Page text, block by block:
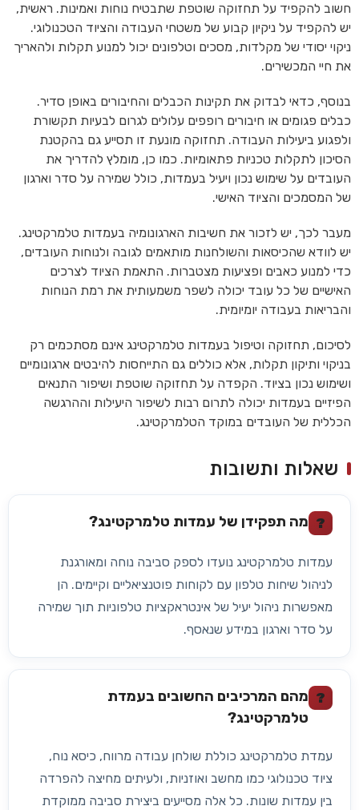
חשוב להקפיד על תחזוקה שוטפת שתבטיח נוחות ואמינות. ראשית,
יש להקפיד על ניקיון קבוע של משטחי העבודה והציוד הטכנולוגי.
ניקוי יסודי של מקלדות, מסכים וטלפונים יכול למנוע תקלות ולהאריך
את חיי המכשירים.
בנוסף, כדאי לבדוק את תקינות הכבלים והחיבורים באופן סדיר.
כבלים פגומים או חיבורים רופפים עלולים לגרום לבעיות תקשורת
ולפגוע ביעילות העבודה. תחזוקה מונעת זו תסייע גם בהקטנת
הסיכון לתקלות טכניות פתאומיות. כמו כן, מומלץ להדריך את
העובדים על שימוש נכון ויעיל בעמדות, כולל שמירה על סדר וארגון
של המסמכים והציוד האישי.
מעבר לכך, יש לזכור את חשיבות הארגונומיה בעמדות טלמרקטינג.
יש לוודא שהכיסאות והשולחנות מותאמים לגובה ולנוחות העובדים,
כדי למנוע כאבים ופציעות מצטברות. התאמת הציוד לצרכים
האישיים של כל עובד יכולה לשפר משמעותית את רמת הנוחות
והבריאות בעבודה יומיומית.
לסיכום, תחזוקה וטיפול בעמדות טלמרקטינג אינם מסתכמים רק
בניקוי ותיקון תקלות, אלא כוללים גם התייחסות להיבטים ארגונומיים
ושימוש נכון בציוד. הקפדה על תחזוקה שוטפת ושיפור התנאים
הפיזיים בעמדות יכולה לתרום רבות לשיפור היעילות וההרגשה
הכללית של העובדים במוקד הטלמרקטינג.
שאלות ותשובות
? מה תפקידן של עמדות טלמרקטינג?
עמדות טלמרקטינג נועדו לספק סביבה נוחה ומאורגנת
לניהול שיחות טלפון עם לקוחות פוטנציאליים וקיימים. הן
מאפשרות ניהול יעיל של אינטראקציות טלפוניות תוך שמירה
על סדר וארגון במידע שנאסף.
? מהם המרכיבים החשובים בעמדת
טלמרקטינג?
עמדת טלמרקטינג כוללת שולחן עבודה מרווח, כיסא נוח,
ציוד טכנולוגי כמו מחשב ואוזניות, ולעיתים מחיצה להפרדה
בין עמדות שונות. כל אלה מסייעים ביצירת סביבה ממוקדת